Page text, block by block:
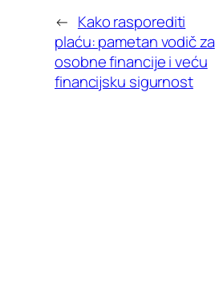
← Kako rasporediti
plaću: pametan vodič za
osobne financije i veću
financijsku sigurnost